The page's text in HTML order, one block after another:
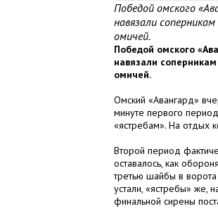
Победой омского
навязали
омичей.
Победой омского
навязали
омичей.
Омский «Авангард»
минуте первого
«ястребам». На отдых
Второй период
оставалось, как
третью шайбы в
устали, «ястребы» же,
финальной сирены